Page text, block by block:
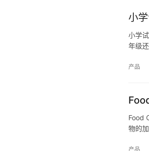
小
小学
年级
产品
Food
物的
产品